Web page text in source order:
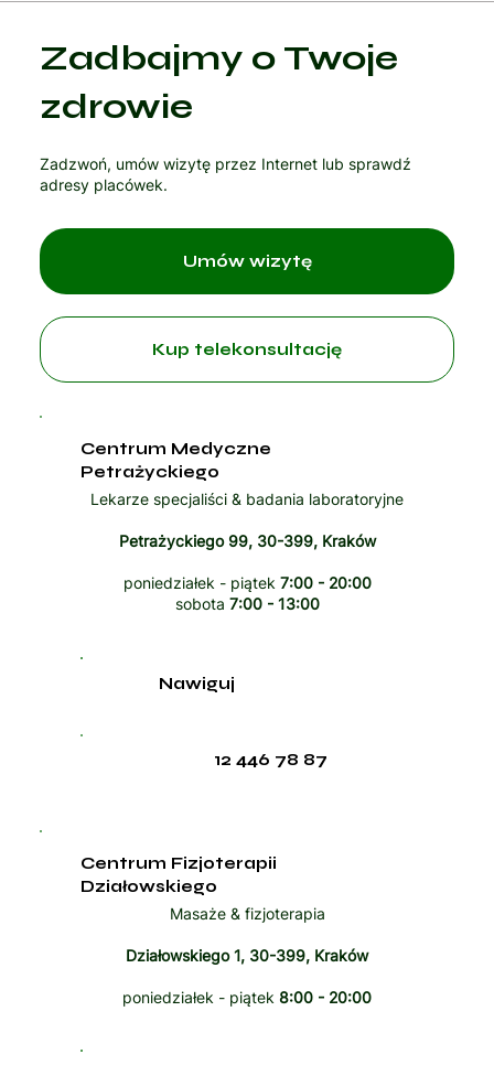
Zadbajmy o Twoje
zdrowie
Zadzwoń, umów wizytę przez Internet lub sprawdź
adresy placówek.
Kup telekonsultację
Centrum Medyczne
Petrażyckiego
Lekarze specjaliści & badania laboratoryjne
Petrażyckiego 99, 30-399, Kraków
poniedziałek - piątek 7:00 - 20:00
sobota 7:00 - 13:00
12 446 78 87
Nawiguj
Centrum Fizjoterapii
Działowskiego
Masaże & fizjoterapia
Działowskiego 1, 30-399, Kraków
poniedziałek - piątek 8:00 - 20:00
Umów wizytę